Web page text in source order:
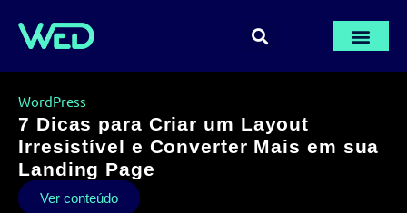
WordPress
7 Dicas para Criar um Layout
Irresistível e Converter Mais em sua
Landing Page
Ver conteúdo